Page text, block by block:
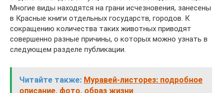
Многие виды находятся на грани исчезновения, занесены
в Красные книги отдельных государств, городов. К
сокращению количества таких животных приводят
совершенно разные причины, о которых можно узнать в
следующем разделе публикации.
Читайте также: Муравей-листорез: подробное
описание, фото, образ жизни